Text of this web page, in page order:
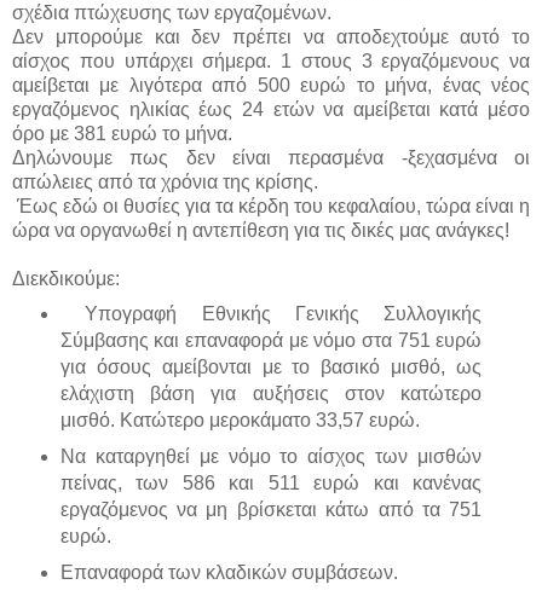
σχέδια πτώχευσης των εργαζομένων.
Δεν μπορούμε και δεν πρέπει να αποδεχτούμε αυτό το
αίσχος που υπάρχει σήμερα. 1 στους 3 εργαζόμενους να
αμείβεται με λιγότερα από 500 ευρώ το μήνα, ένας νέος
εργαζόμενος ηλικίας έως 24 ετών να αμείβεται κατά μέσο
όρο με 381 ευρώ το μήνα.
Δηλώνουμε πως δεν είναι περασμένα -ξεχασμένα οι
απώλειες από τα χρόνια της κρίσης.
Έως εδώ οι θυσίες για τα κέρδη του κεφαλαίου, τώρα είναι η
ώρα να οργανωθεί η αντεπίθεση για τις δικές μας ανάγκες!
Διεκδικούμε:
Υπογραφή Εθνικής Γενικής Συλλογικής
Σύμβασης και επαναφορά με νόμο στα 751 ευρώ
για όσους αμείβονται με το βασικό μισθό, ως
ελάχιστη βάση για αυξήσεις στον κατώτερο
μισθό. Κατώτερο μεροκάματο 33,57 ευρώ.
Να καταργηθεί με νόμο το αίσχος των μισθών
πείνας, των 586 και 511 ευρώ και κανένας
εργαζόμενος να μη βρίσκεται κάτω από τα 751
ευρώ.
Επαναφορά των κλαδικών συμβάσεων.